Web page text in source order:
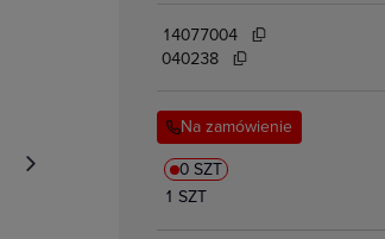
14077004
040238
Na zamówienie
0 SZT
1 SZT